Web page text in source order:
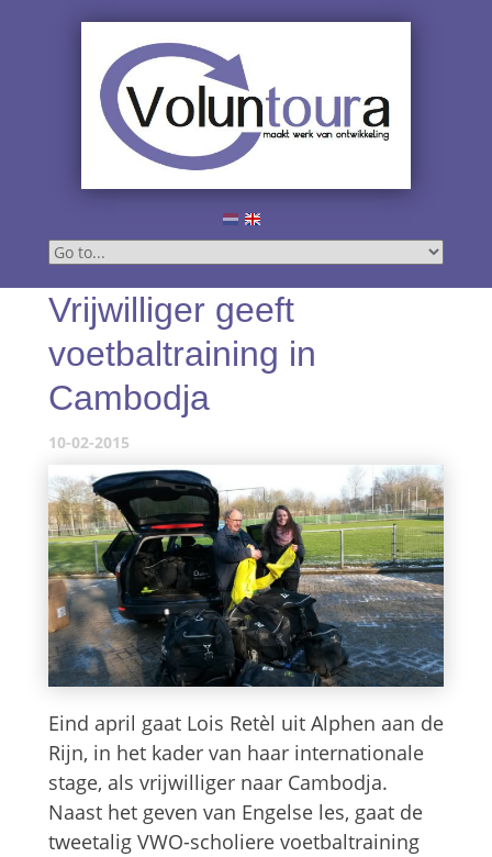
Vrijwilliger geeft
voetbaltraining in
Cambodja
10-02-2015
Eind april gaat Lois Retèl uit Alphen aan de
Rijn, in het kader van haar internationale
stage, als vrijwilliger naar Cambodja.
Naast het geven van Engelse les, gaat de
tweetalig VWO-scholiere voetbaltraining